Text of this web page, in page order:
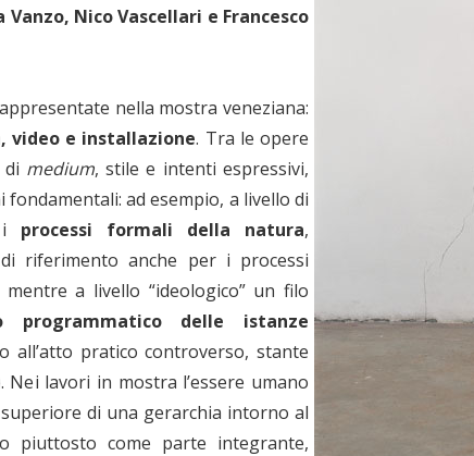
Nico Vascellari e Francesco
nella mostra veneziana:
e installazione. Tra le opere
medium, stile e intenti espressivi,
ad esempio, a livello di
i processi formali della natura,
riferimento anche per i processi
a livello “ideologico” un filo
programmatico delle istanze
all’atto pratico controverso, stante
lavori in mostra l’essere umano
di una gerarchia intorno al
piuttosto come parte integrante,